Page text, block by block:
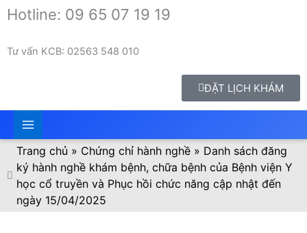
Hotline: 09 65 07 19 19
Tư vấn KCB: 02563 548 010
ĐẶT LỊCH KHÁM
Trang chủ » Chứng chỉ hành nghề » Danh sách đăng
ký hành nghề khám bệnh, chữa bệnh của Bệnh viện Y
học cổ truyền và Phục hồi chức năng cập nhật đến
ngày 15/04/2025